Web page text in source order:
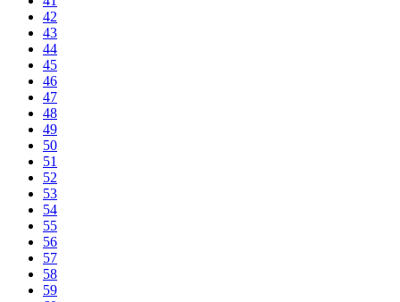
42
43
44
45
46
47
48
49
50
51
52
53
54
55
56
57
58
59